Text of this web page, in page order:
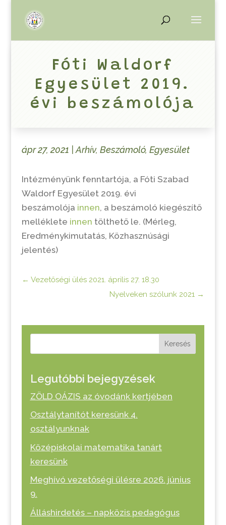
Fóti Waldorf
Egyesület 2019.
évi beszámolója
ápr 27, 2021 Arhív, Beszámoló, Egyesület
Intézményünk fenntartója, a Fóti Szabad
Waldorf Egyesület 2019. évi
beszámolója innen, a beszámoló kiegészítő
melléklete innen tölthető le. (Mérleg,
Eredménykimutatás, Közhasznúsági
jelentés)
← Vezetőségi ülés 2021. április 27. 18.30
Nyelveken szólunk 2021 →
Keresés
Legutóbbi bejegyzések
ZÖLD OÁZIS az óvodánk kertjében
Osztálytanítót keresünk 4.
osztályunknak
Középiskolai matematika tanárt
keresünk
Meghívó vezetőségi ülésre 2026. június
9.
Álláshirdetés – napközis pedagógus